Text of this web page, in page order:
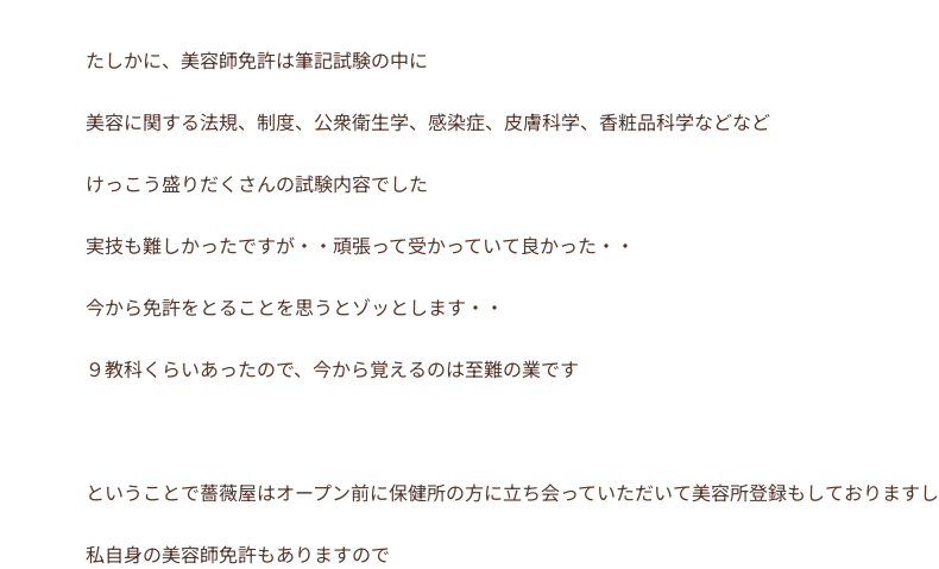
たしかに、美容師免許は筆記試験の中に
美容に関する法規、制度、公衆衛生学、感染症、皮膚科学、香粧品科学などなど
けっこう盛りだくさんの試験内容でした
実技も難しかったですが・・頑張って受かっていて良かった・・
今から免許をとることを思うとゾッとします・・
９教科くらいあったので、今から覚えるのは至難の業です
ということで薔薇屋はオープン前に保健所の方に立ち会っていただいて美容所登録もしておりますし
私自身の美容師免許もありますので